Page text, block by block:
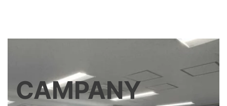
CAMPANY